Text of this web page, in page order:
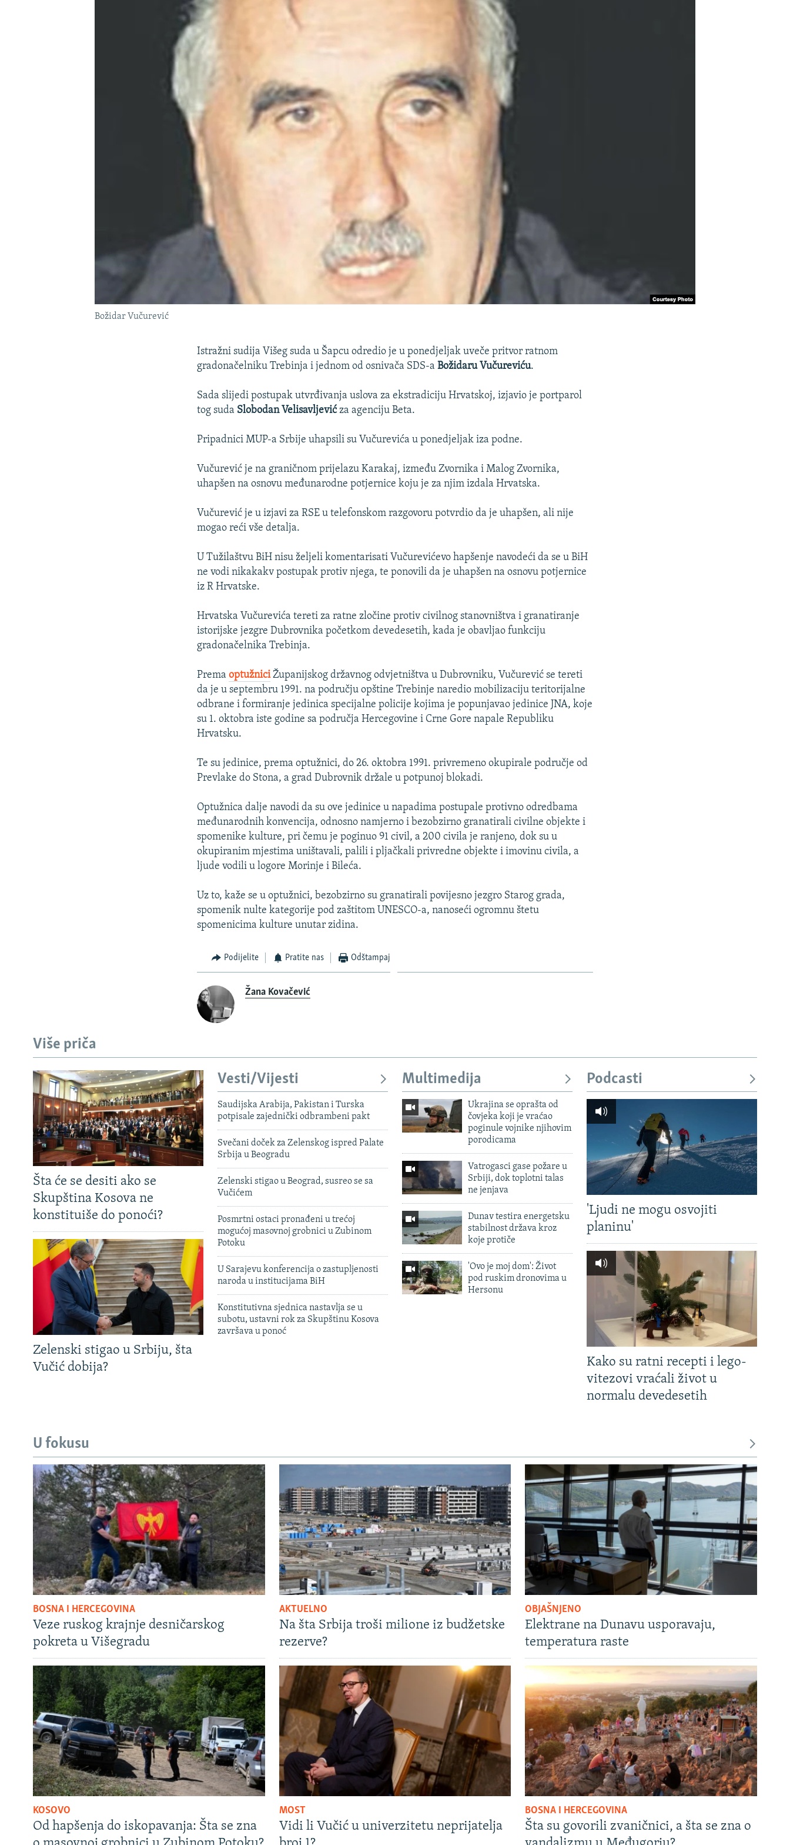
Božidar Vučurević
Istražni sudija Višeg suda u Šapcu odredio je u ponedjeljak uveče pritvor ratnom
gradonačelniku Trebinja i jednom od osnivača SDS-aBožidaru Vučureviću.
Sada slijedi postupak utvrđivanja uslova za ekstradiciju Hrvatskoj, izjavio je portparol
tog suda Slobodan Velisavljevićza agenciju Beta.
Pripadnici MUP-a Srbije uhapsili su Vučurevića u ponedjeljak iza podne.
Vučurević je na graničnom prijelazu Karakaj, između Zvornika i Malog Zvornika,
uhapšen na osnovu međunarodne potjernice koju je za njim izdala Hrvatska.
Vučurević je u izjavi za RSE u telefonskom razgovoru potvrdio da je uhapšen, ali nije
mogao reći vše detalja.
U Tužilaštvu BiH nisu željeli komentarisati Vučurevićevo hapšenje navodeći da se u BiH
ne vodi nikakakv postupak protiv njega, te ponovili da je uhapšen na osnovu potjernice
iz R Hrvatske.
Hrvatska Vučurevića tereti za ratne zločine protiv civilnog stanovništva i granatiranje
istorijske jezgre Dubrovnika početkom devedesetih, kada je obavljao funkciju
gradonačelnika Trebinja.
PremaoptužniciŽupanijskog državnog odvjetništva u Dubrovniku, Vučurević se tereti
da je u septembru 1991. na području opštine Trebinje naredio mobilizaciju teritorijalne
odbrane i formiranje jedinica specijalne policije kojima je popunjavao jedinice JNA, koje
su 1. oktobra iste godine sa područja Hercegovine i Crne Gore napale Republiku
Hrvatsku.
Te su jedinice, prema optužnici, do 26. oktobra 1991. privremeno okupirale područje od
Prevlake do Stona, a grad Dubrovnik držale u potpunoj blokadi.
Optužnica dalje navodi da su ove jedinice u napadima postupale protivno odredbama
međunarodnih konvencija, odnosno namjerno i bezobzirno granatirali civilne objekte i
spomenike kulture, pri čemu je poginuo 91 civil, a 200 civila je ranjeno, dok su u
okupiranim mjestima uništavali, palili i pljačkali privredne objekte i imovinu civila, a
ljude vodili u logore Morinje i Bileća.
Uz to, kaže se u optužnici, bezobzirno su granatirali povijesno jezgro Starog grada,
spomenik nulte kategorije pod zaštitom UNESCO-a, nanoseći ogromnu štetu
spomenicima kulture unutar zidina.
Podijelite Pratite nas Odštampaj
Žana Kovačević
Više priča
Šta će se desiti ako se
Skupština Kosova ne
konstituiše do ponoći?
Zelenski stigao u Srbiju, šta
Vučić dobija?
Vesti/Vijesti
Saudijska Arabija, Pakistan i Turska
potpisale zajednički odbrambeni pakt
Svečani doček za Zelenskog ispred Palate
Srbija u Beogradu
Zelenski stigao u Beograd, susreo se sa
Vučićem
Posmrtni ostaci pronađeni u trećoj
mogućoj masovnoj grobnici u Zubinom
Potoku
U Sarajevu konferencija o zastupljenosti
naroda u institucijama BiH
Konstitutivna sjednica nastavlja se u
subotu, ustavni rok za Skupštinu Kosova
završava u ponoć
Multimedija
Ukrajina se oprašta od
čovjeka koji je vraćao
poginule vojnike njihovim
porodicama
Vatrogasci gase požare u
Srbiji, dok toplotni talas
ne jenjava
Dunav testira energetsku
stabilnost država kroz
koje protiče
'Ovo je moj dom': Život
pod ruskim dronovima u
Hersonu
Podcasti
'Ljudi ne mogu osvojiti
planinu'
Kako su ratni recepti i lego-
vitezovi vraćali život u
normalu devedesetih
U fokusu
BOSNA I HERCEGOVINA
Veze ruskog krajnje desničarskog
pokreta u Višegradu
AKTUELNO
Na šta Srbija troši milione iz budžetske
rezerve?
OBJAŠNJENO
Elektrane na Dunavu usporavaju,
temperatura raste
KOSOVO
Od hapšenja do iskopavanja: Šta se zna
MOST
Vidi li Vučić u univerzitetu neprijatelja
BOSNA I HERCEGOVINA
Šta su govorili zvaničnici, a šta se zna o